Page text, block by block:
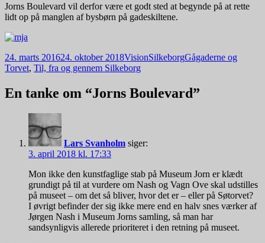
Jorns Boulevard vil derfor være et godt sted at begynde på at rette
lidt op på manglen af bysbørn på gadeskiltene.
Udgivet
i
24. marts 201624. oktober 2018Forfatter
VisionSilkeborgKategorier
Gågaderne og
Torvet, Til, fra og gennem Silkeborg
En tanke om “Jorns Boulevard”
Lars Svanholm siger:
3. april 2018 kl. 17:33
Mon ikke den kunstfaglige stab på Museum Jorn er klædt
grundigt på til at vurdere om Nash og Vagn Ove skal udstilles
på museet – om det så bliver, hvor det er – eller på Søtorvet?
I øvrigt befinder der sig ikke mere end en halv snes værker af
Jørgen Nash i Museum Jorns samling, så man har
sandsynligvis allerede prioriteret i den retning på museet.